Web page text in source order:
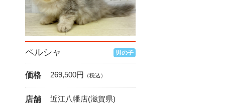
ペルシャ 男の子
価格 269,500円 （税込）
店舗 近江八幡店(滋賀県)